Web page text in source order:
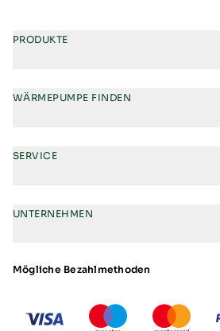
PRODUKTE
WÄRMEPUMPE FINDEN
SERVICE
UNTERNEHMEN
Mögliche Bezahlmethoden